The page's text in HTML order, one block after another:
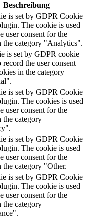
Beschreibung
is set by GDPR Cookie
The cookie is used
user consent for the
the category "Analytics".
is set by GDPR cookie
record the user consent
in the category
is set by GDPR Cookie
The cookies is used
user consent for the
the category
is set by GDPR Cookie
The cookie is used
user consent for the
the category "Other.
is set by GDPR Cookie
The cookie is used
user consent for the
the category